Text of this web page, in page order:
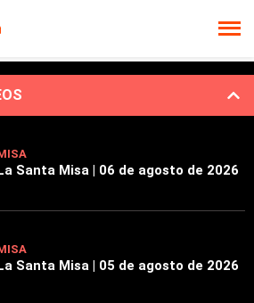
La Santa Misa | 06 de agosto de 2026
Santa Misa | 05 de agosto de 2026